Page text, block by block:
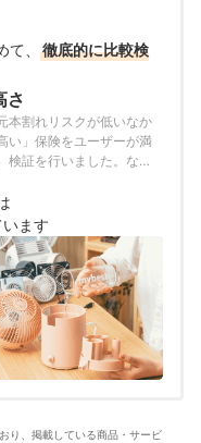
ビスやキャッシュレス決
作を統括する。 また、
資への疑問や基礎知識に
、
徹底的に比較検
さ
本割れリスクが低いなか
い」保険をユーザーが満
検証を行いました。な
歳男性が毎月1万円を65
きの返戻率の高さで評価
。総合評価において本検
100%です。今回の返戻率
点・最高5.00点・最低
年3月25日時点の情報を
ています。
ます
り、掲載している商品・サービ